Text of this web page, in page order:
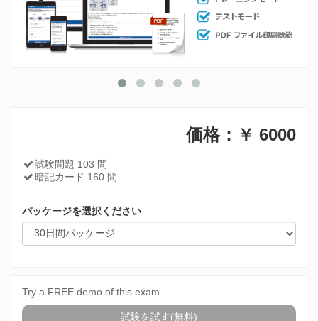
価格：￥ 6000
試験問題 103 問
暗記カード 160 問
パッケージを選択ください
Try a FREE demo of this exam.
試験を試す(無料)